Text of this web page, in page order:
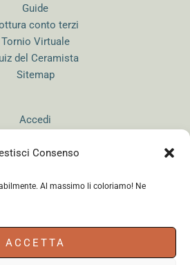
Consenso
Al massimo li coloriamo! Ne
ACCETTA
Guide
conto terzi
Tornio Virtuale
del Ceramista
Sitemap
Accedi